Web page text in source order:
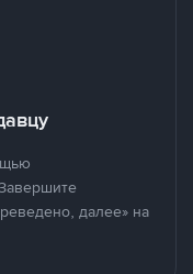
далее» на